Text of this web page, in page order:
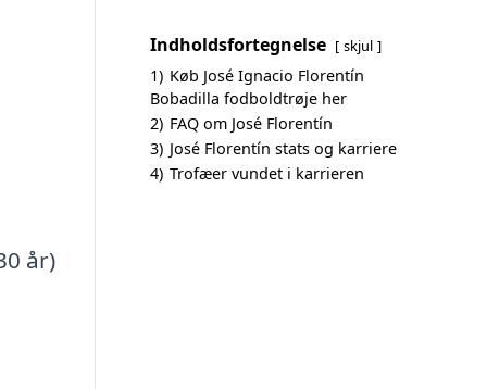
år)
Indholdsfortegnelse skjul
1) Køb José Ignacio Florentín
Bobadilla fodboldtrøje her
2) FAQ om José Florentín
3) José Florentín stats og karriere
4) Trofæer vundet i karrieren